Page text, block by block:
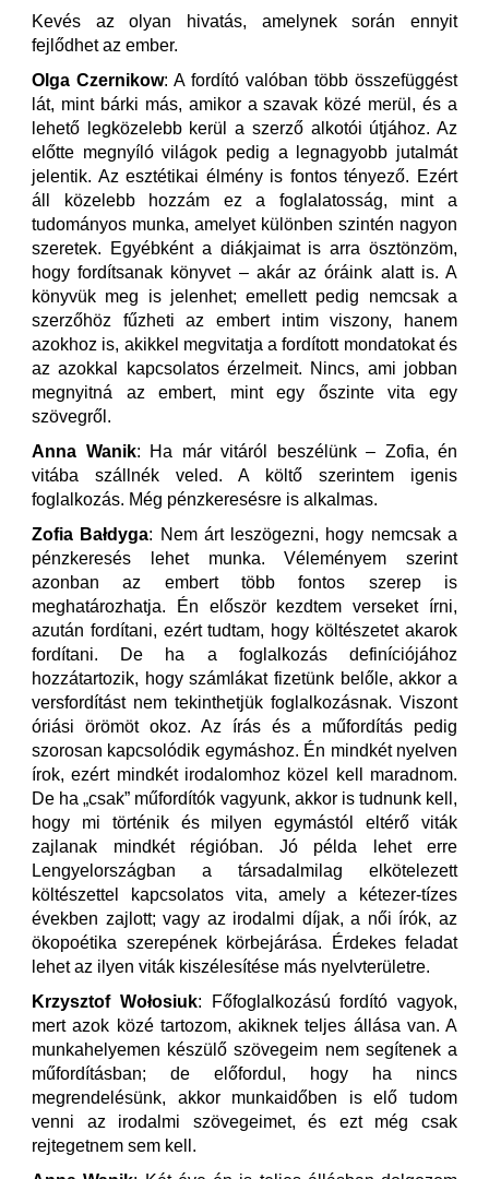
Kevés az olyan hivatás, amelynek során ennyit
fejlődhet az ember.
Olga Czernikow: A fordító valóban több összefüggést
lát, mint bárki más, amikor a szavak közé merül, és a
lehető legközelebb kerül a szerző alkotói útjához. Az
előtte megnyíló világok pedig a legnagyobb jutalmát
jelentik. Az esztétikai élmény is fontos tényező. Ezért
áll közelebb hozzám ez a foglalatosság, mint a
tudományos munka, amelyet különben szintén nagyon
szeretek. Egyébként a diákjaimat is arra ösztönzöm,
hogy fordítsanak könyvet – akár az óráink alatt is. A
könyvük meg is jelenhet; emellett pedig nemcsak a
szerzőhöz fűzheti az embert intim viszony, hanem
azokhoz is, akikkel megvitatja a fordított mondatokat és
az azokkal kapcsolatos érzelmeit. Nincs, ami jobban
megnyitná az embert, mint egy őszinte vita egy
szövegről.
Anna Wanik: Ha már vitáról beszélünk – Zofia, én
vitába szállnék veled. A költő szerintem igenis
foglalkozás. Még pénzkeresésre is alkalmas.
Zofia Bałdyga: Nem árt leszögezni, hogy nemcsak a
pénzkeresés lehet munka. Véleményem szerint
azonban az embert több fontos szerep is
meghatározhatja. Én először kezdtem verseket írni,
azután fordítani, ezért tudtam, hogy költészetet akarok
fordítani. De ha a foglalkozás definíciójához
hozzátartozik, hogy számlákat fizetünk belőle, akkor a
versfordítást nem tekinthetjük foglalkozásnak. Viszont
óriási örömöt okoz. Az írás és a műfordítás pedig
szorosan kapcsolódik egymáshoz. Én mindkét nyelven
írok, ezért mindkét irodalomhoz közel kell maradnom.
De ha „csak” műfordítók vagyunk, akkor is tudnunk kell,
hogy mi történik és milyen egymástól eltérő viták
zajlanak mindkét régióban. Jó példa lehet erre
Lengyelországban a társadalmilag elkötelezett
költészettel kapcsolatos vita, amely a kétezer-tízes
években zajlott; vagy az irodalmi díjak, a női írók, az
ökopoétika szerepének körbejárása. Érdekes feladat
lehet az ilyen viták kiszélesítése más nyelvterületre.
Krzysztof Wołosiuk: Főfoglalkozású fordító vagyok,
mert azok közé tartozom, akiknek teljes állása van. A
munkahelyemen készülő szövegeim nem segítenek a
műfordításban; de előfordul, hogy ha nincs
megrendelésünk, akkor munkaidőben is elő tudom
venni az irodalmi szövegeimet, és ezt még csak
rejtegetnem sem kell.